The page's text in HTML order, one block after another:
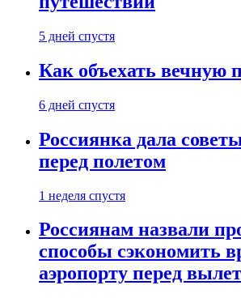
5 дней спустя
Как объехать вечную
6 дней спустя
Россиянка дала
перед полетом
1 неделя спустя
Россиянам назвали
способы сэкономить
аэропорту перед